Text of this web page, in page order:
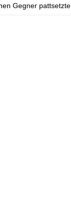
Gegner pattsetzte.